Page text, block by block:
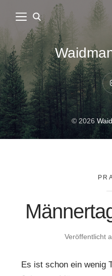
© 2026
Veröffentlicht
Es ist schon ein wenig